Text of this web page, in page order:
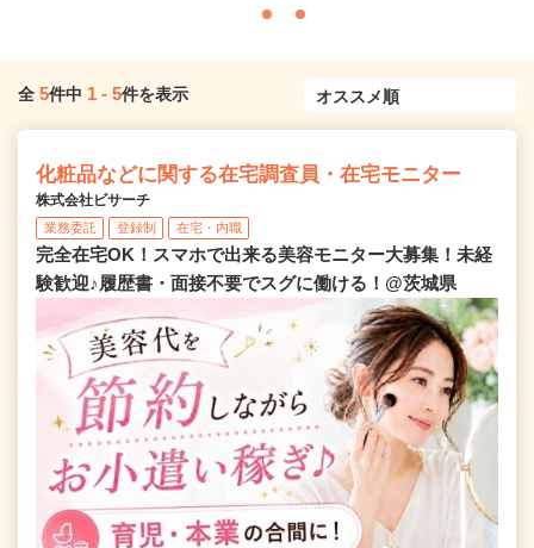
全 5件中 1 - 5件を表示
化粧品などに関する在宅調査員・在宅モニター
株式会社ビサーチ
業務委託 登録制 在宅・内職
完全在宅OK！スマホで出来る美容モニター大募集！未経
験歓迎♪履歴書・面接不要でスグに働ける！@茨城県